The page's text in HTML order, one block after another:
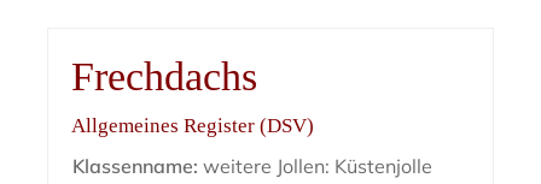
Frechdachs
Allgemeines Register (DSV)
Klassenname: weitere Jollen: Küstenjolle